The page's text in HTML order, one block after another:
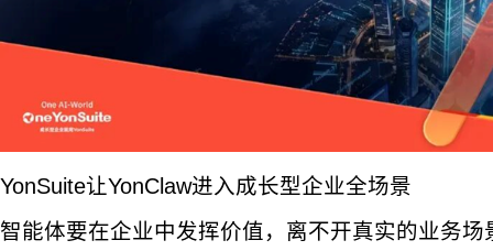
YonSuite让YonClaw进入成长型企业全场景
智能体要在企业中发挥价值，离不开真实的业务场